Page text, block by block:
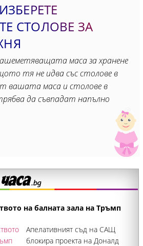
СТОЛОВЕ ЗА
маса за хранене
тя не идва със столове в
вашата маса и столове в
да съвпадат напълно
на балната зала на Тръмп
Апелативният съд на САЩ
блокира проекта на Доналд